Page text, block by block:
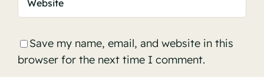
Save my name, email, and website in this
browser for the next time I comment.